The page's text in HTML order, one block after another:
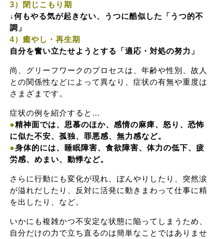
3）閉じこもり期
↓何もやる気が起きない、うつに酷似した「うつ的不
調」
4）癒やし・再生期
自分を奮い立たせようとする「適応・対処の努力」
尚、グリーフワークのプロセスは、年齢や性別、故人
との関係性などによって異なり、症状の有無や重度は
さまざまです。
症状の例を紹介すると…
●精神面では、思慕のほか、感情の麻痺、怒り、恐怖
に似た不安、孤独、罪悪感、無力感など。
●身体的には、睡眠障害、食欲障害、体力の低下、疲
労感、めまい、動悸など。
さらに行動にも変化が現れ、ぼんやりしたり、突然涙
が溢れだしたり、反対に活発に動きまわって仕事に精
を出したり、など。
いかにも複雑かつ不安定な状態に陥ってしまうため、
自分だけの力で立ち直るのは簡単なことではありませ